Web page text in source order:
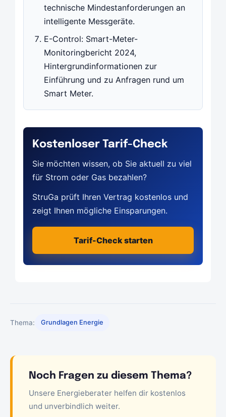
technische Mindestanforderungen an
intelligente Messgeräte.
E-Control: Smart-Meter-
Monitoringbericht 2024,
Hintergrundinformationen zur
Einführung und zu Anfragen rund um
Smart Meter.
Kostenloser Tarif-Check
Sie möchten wissen, ob Sie aktuell zu viel
für Strom oder Gas bezahlen?
StruGa prüft Ihren Vertrag kostenlos und
zeigt Ihnen mögliche Einsparungen.
Tarif-Check starten
Thema: Grundlagen Energie
Noch Fragen zu diesem Thema?
Unsere Energieberater helfen dir kostenlos
und unverbindlich weiter.